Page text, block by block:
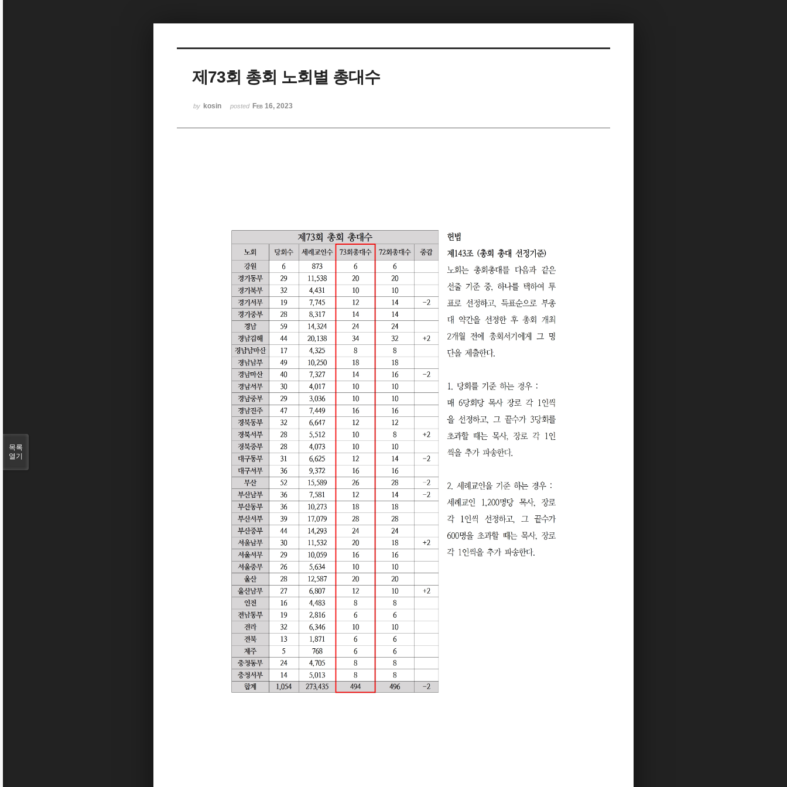
제73회 총회 노회별 총대수
by kosin posted Feb 16, 2023
목록
열기
Sketchbook5, 스케치북5
Sketchbook5, 스케치북5